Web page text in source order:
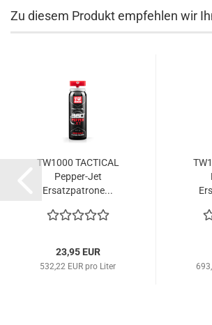
Zu diesem Produkt empfehlen wir
TW1000 TACTICAL
Pepper-Jet
Ersatzpatrone...
23,95 EUR
532,22 EUR pro Liter